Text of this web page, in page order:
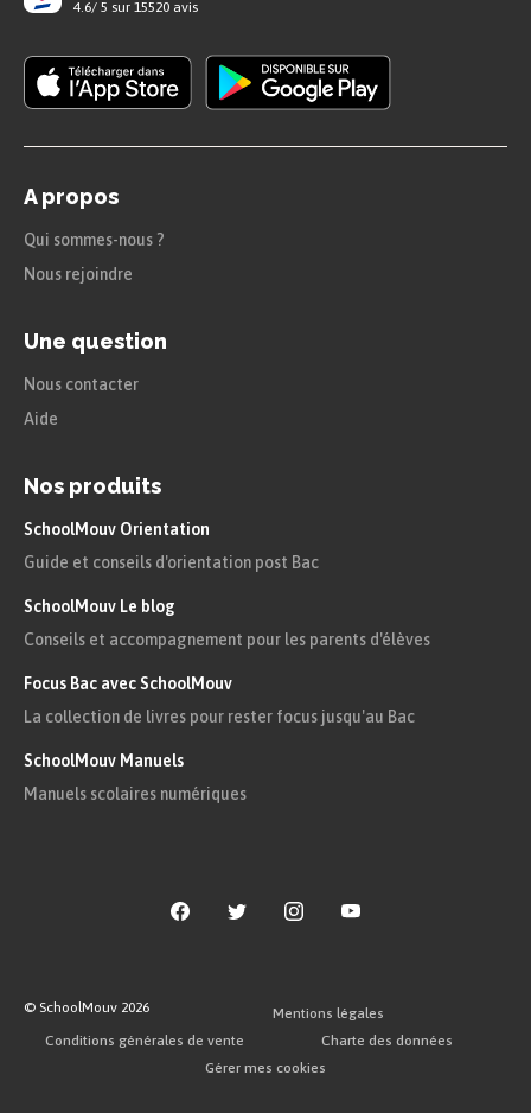
4.6/ 5 sur 15520 avis
A propos
Qui sommes-nous ?
Nous rejoindre
Une question
Nous contacter
Aide
Nos produits
SchoolMouv Orientation
Guide et conseils d'orientation post Bac
SchoolMouv Le blog
Conseils et accompagnement pour les parents d'élèves
Focus Bac avec SchoolMouv
La collection de livres pour rester focus jusqu'au Bac
SchoolMouv Manuels
Manuels scolaires numériques
© SchoolMouv 2026
Mentions légales
Conditions générales de vente
Charte des données
Gérer mes cookies